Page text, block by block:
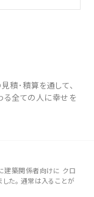
積･積算を通して、
る全ての人に幸せを
建築関係者向けに クロ
た。 通常は入ることが